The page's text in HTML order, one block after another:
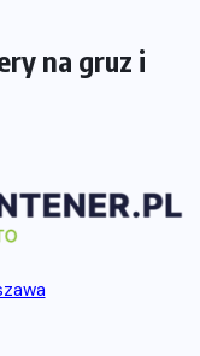
na gruz i